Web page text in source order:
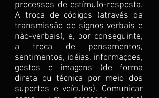
processos de estímulo-resposta.
A troca de códigos (através da
transmissão de signos verbais e
não-verbais), e, por conseguinte,
a troca de pensamentos,
sentimentos, idéias, informações,
gestos e imagens (de forma
direta ou técnica por meio dos
suportes e veículos). Comunicar